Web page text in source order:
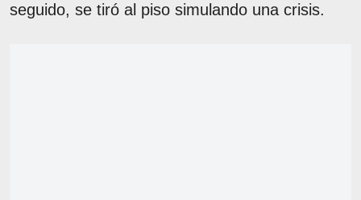
seguido, se tiró al piso simulando una crisis.